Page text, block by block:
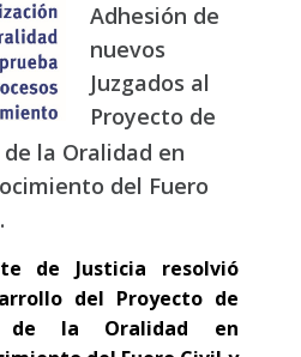
Adhesión de
nuevos
Juzgados al
Proyecto de
la Oralidad en
del Fuero
de Justicia resolvió
del Proyecto de
de la Oralidad en